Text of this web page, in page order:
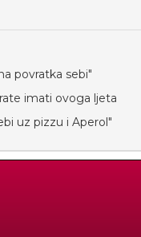
povratka sebi"
imati ovoga ljeta
uz pizzu i Aperol"